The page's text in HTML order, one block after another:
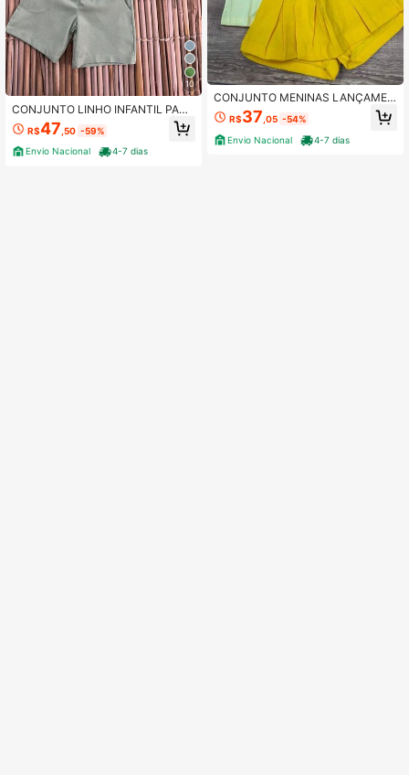
10
CONJUNTO LINHO INFANTIL PARA
MENINOS LANÇAMENTO VERÃO/F
ESTA/PASSEIO/CASUAL/
R$47 ,50 -59%
Envio Nacional
4-7 dias
CONJUNTO MENINAS LANÇAMEN
TO INFANTIL VERAO
R$37 ,05 -54%
Envio Nacional
4-7 dias